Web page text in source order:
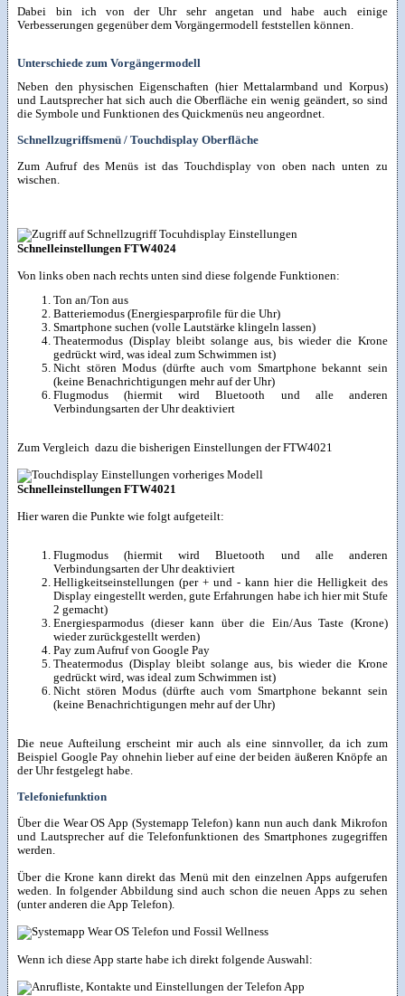
Dabei bin ich von der Uhr sehr angetan und habe auch einige
Verbesserungen gegenüber dem Vorgängermodell feststellen können.
Unterschiede zum Vorgängermodell
Neben den physischen Eigenschaften (hier Mettalarmband und Korpus)
und Lautsprecher hat sich auch die Oberfläche ein wenig geändert, so sind
die Symbole und Funktionen des Quickmenüs neu angeordnet.
Schnellzugriffsmenü / Touchdisplay Oberfläche
Zum Aufruf des Menüs ist das Touchdisplay von oben nach unten zu
wischen.
Schnelleinstellungen FTW4024
Von links oben nach rechts unten sind diese folgende Funktionen:
Ton an/Ton aus
Batteriemodus (Energiesparprofile für die Uhr)
Smartphone suchen (volle Lautstärke klingeln lassen)
Theatermodus (Display bleibt solange aus, bis wieder die Krone
gedrückt wird, was ideal zum Schwimmen ist)
Nicht stören Modus (dürfte auch vom Smartphone bekannt sein
(keine Benachrichtigungen mehr auf der Uhr)
Flugmodus (hiermit wird Bluetooth und alle anderen
Verbindungsarten der Uhr deaktiviert
Zum Vergleich dazu die bisherigen Einstellungen der FTW4021
Schnelleinstellungen FTW4021
Hier waren die Punkte wie folgt aufgeteilt:
Flugmodus (hiermit wird Bluetooth und alle anderen
Verbindungsarten der Uhr deaktiviert
Helligkeitseinstellungen (per + und - kann hier die Helligkeit des
Display eingestellt werden, gute Erfahrungen habe ich hier mit Stufe
2 gemacht)
Energiesparmodus (dieser kann über die Ein/Aus Taste (Krone)
wieder zurückgestellt werden)
Pay zum Aufruf von Google Pay
Theatermodus (Display bleibt solange aus, bis wieder die Krone
gedrückt wird, was ideal zum Schwimmen ist)
Nicht stören Modus (dürfte auch vom Smartphone bekannt sein
(keine Benachrichtigungen mehr auf der Uhr)
Die neue Aufteilung erscheint mir auch als eine sinnvoller, da ich zum
Beispiel Google Pay ohnehin lieber auf eine der beiden äußeren Knöpfe an
der Uhr festgelegt habe.
Telefoniefunktion
Über die Wear OS App (Systemapp Telefon) kann nun auch dank Mikrofon
und Lautsprecher auf die Telefonfunktionen des Smartphones zugegriffen
werden.
Über die Krone kann direkt das Menü mit den einzelnen Apps aufgerufen
weden. In folgender Abbildung sind auch schon die neuen Apps zu sehen
(unter anderen die App Telefon).
Wenn ich diese App starte habe ich direkt folgende Auswahl: